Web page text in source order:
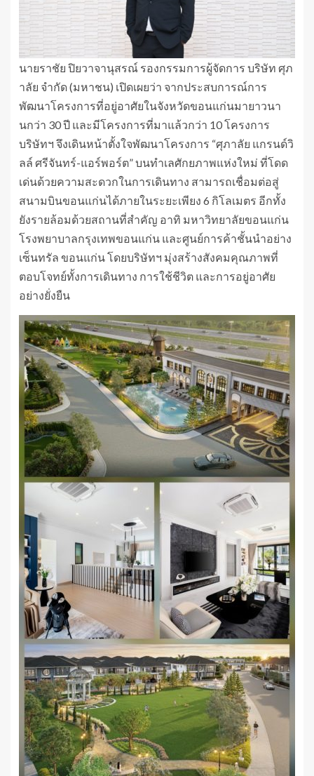
นายราชัย ปิยวาจานุสรณ์ รองกรรมการผู้จัดการ บริษัท ศุภ
าลัย จำกัด (มหาชน) เปิดเผยว่า จากประสบการณ์การ
พัฒนาโครงการที่อยู่อาศัยในจังหวัดขอนแก่นมายาวนา
นกว่า 30 ปี และมีโครงการที่มาแล้วกว่า 10 โครงการ
บริษัทฯ จึงเดินหน้าตั้งใจพัฒนาโครงการ “ศุภาลัย แกรนด์วิ
ลล์ ศรีจันทร์-แอร์พอร์ต” บนทำเลศักยภาพแห่งใหม่ ที่โดด
เด่นด้วยความสะดวกในการเดินทาง สามารถเชื่อมต่อสู่
สนามบินขอนแก่นได้ภายในระยะเพียง 6 กิโลเมตร อีกทั้ง
ยังรายล้อมด้วยสถานที่สำคัญ อาทิ มหาวิทยาลัยขอนแก่น
โรงพยาบาลกรุงเทพขอนแก่น และศูนย์การค้าชั้นนำอย่าง
เซ็นทรัล ขอนแก่น โดยบริษัทฯ มุ่งสร้างสังคมคุณภาพที่
ตอบโจทย์ทั้งการเดินทาง การใช้ชีวิต และการอยู่อาศัย
อย่างยั่งยืน